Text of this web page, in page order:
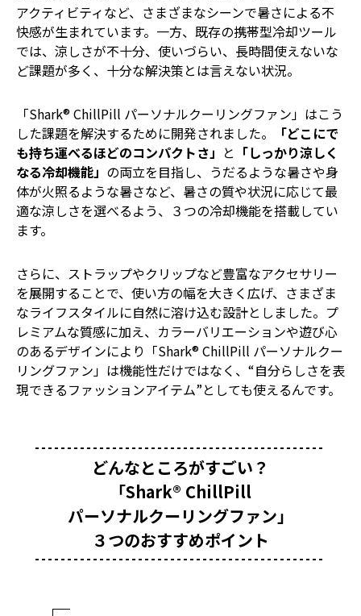
アクティビティなど、さまざまなシーンで暑さによる不
快感が生まれています。一方、既存の携帯型冷却ツール
では、涼しさが不十分、使いづらい、長時間使えないな
ど課題が多く、十分な解決策とは言えない状況。
「Shark® ChillPill パーソナルクーリングファン」はこう
した課題を解決するために開発されました。
「どこにで
も持ち運べるほどのコンパクトさ」 と 「しっかり涼しく
なる冷却機能」 の両立を目指し、うだるような暑さや身
体が火照るような暑さなど、暑さの質や状況に応じて最
適な涼しさを選べるよう、３つの冷却機能を搭載してい
ます。
さらに、ストラップやクリップなど豊富なアクセサリー
を展開することで、使い方の幅を大きく広げ、さまざま
なライフスタイルに自然に溶け込む設計としました。プ
レミアムな質感に加え、カラーバリエーションや遊び心
のあるデザインにより「Shark® ChillPill パーソナルクー
リングファン」は機能性だけではなく、“自分らしさを表
現できるファッションアイテム”としても使えるんです。
どんなところがすごい？
「Shark® ChillPill
パーソナルクーリングファン」
３つのおすすめポイント